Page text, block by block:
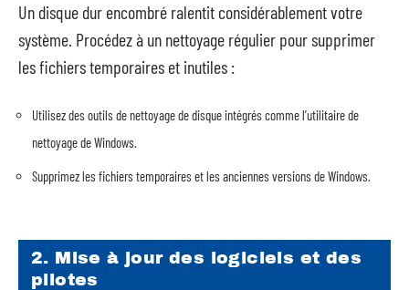
Un disque dur encombré ralentit considérablement votre
système. Procédez à un nettoyage régulier pour supprimer
les fichiers temporaires et inutiles :
Utilisez des outils de nettoyage de disque intégrés comme l’utilitaire de
nettoyage de Windows.
Supprimez les fichiers temporaires et les anciennes versions de Windows.
2. Mise à jour des logiciels et des
pilotes